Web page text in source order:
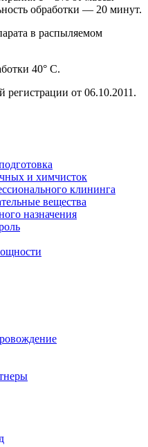
обработки — 20 минут.
в распыляемом
40° С.
регистрации от 06.10.2011.
и химчисток
клининга
вещества
назначения